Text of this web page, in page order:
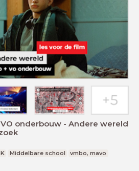
VO onderbouw - Andere wereld
Middelbare school vmbo, mavo